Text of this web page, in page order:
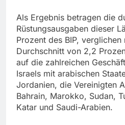
Als Ergebnis betragen die
Rüstungsausgaben dieser
Prozent des BIP,
Durchschnitt von 2,2
auf die zahlreichen
Israels mit arabischen
Jordanien, die Vereinigten
Bahrain, Marokko, Sudan,
Katar und Saudi-Arabien.